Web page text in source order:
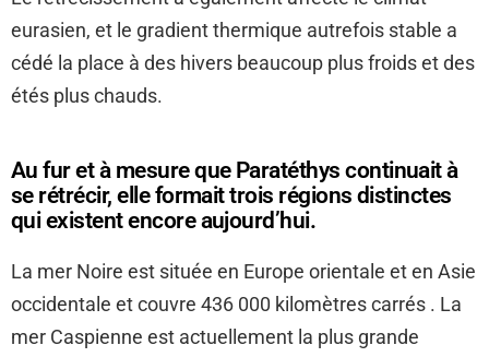
eurasien, et le gradient thermique autrefois stable a
cédé la place à des hivers beaucoup plus froids et des
étés plus chauds.
Au fur et à mesure que Paratéthys continuait à
se rétrécir, elle formait trois régions distinctes
qui existent encore aujourd’hui.
La mer Noire est située en Europe orientale et en Asie
occidentale et couvre 436 000 kilomètres carrés . La
mer Caspienne est actuellement la plus grande